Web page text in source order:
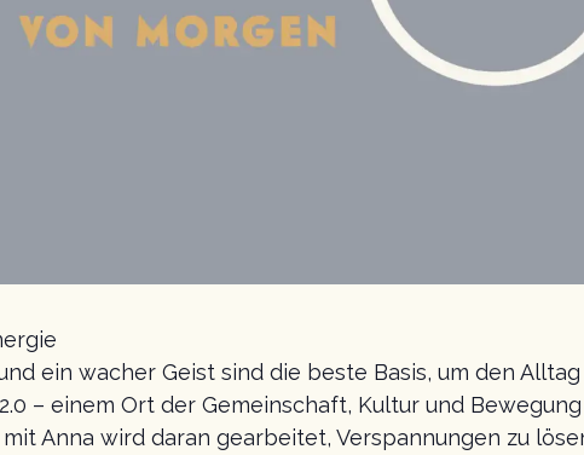
ein wacher Geist sind die beste Basis, um den
– einem Ort der Gemeinschaft, Kultur und
Anna wird daran gearbeitet, Verspannungen zu